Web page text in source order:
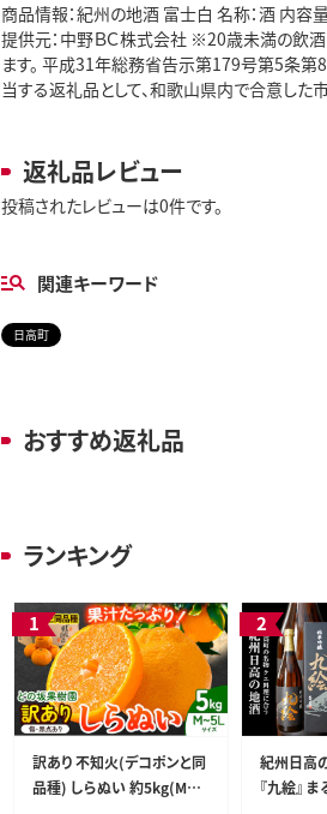
商品情報：紀州の地酒 富士白 名称：酒 内容
提供元：中野ＢＣ株式会社 ※20歳未満の飲
ます。 平成31年総務省告示第179号第5条
当する返礼品として、和歌山県内で合意し
返礼品レビュー
投稿されたレビューは0件です。
関連キーワード
日高町
おすすめ返礼品
ランキング
訳あり 不知火(デコポンと同
品種) しらぬい 約5kg(M～5
紀州日高
『九絵』